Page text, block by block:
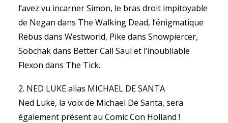
l’avez vu incarner Simon, le bras droit impitoyable
de Negan dans The Walking Dead, l’énigmatique
Rebus dans Westworld, Pike dans Snowpiercer,
Sobchak dans Better Call Saul et l’inoubliable
Flexon dans The Tick.
2. NED LUKE alias MICHAEL DE SANTA
Ned Luke, la voix de Michael De Santa, sera
également présent au Comic Con Holland !